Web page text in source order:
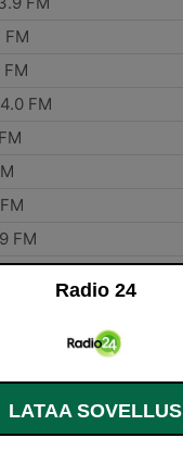
FM
FM
FM
FM
FM
FM
Radio 24
LATAA SOVELLUS